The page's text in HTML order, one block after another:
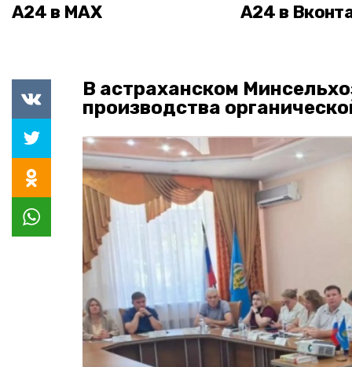
А24 в MAX А24 в
В астраханском
производства